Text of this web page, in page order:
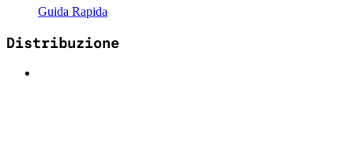
Guida Rapida
Distribuzione